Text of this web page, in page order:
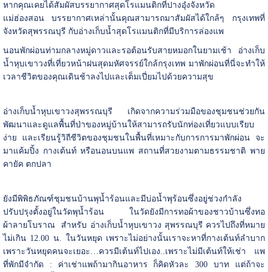
หากคุณเคยได้สัมผัสบรรยากาศสุดโรแมนติกที่ปางอุ๋งจังหวัด
แม่ฮ่องสอน บรรยากาศเหล่านั้นคุณสามารถมาสัมผัสได้ใกล้ๆ กรุงเทพที่
จังหวัดสุพรรณบุรี กับอ่างเก็บน้ำสุดโรแมนติกที่มีบริการล่องแพ
นอนพักผ่อนท่ามกลางหมู่ดาวและรอต้อนรับสายหมอกในยามเช้า อ่างเก็บ
น้ำหุบเขาวงที่เที่ยวหน้าฝนสุดมหัศจรรย์ใกล้กรุงเทพ มาพักผ่อนที่นี่จะทำให้
เวลาชีวิตของคุณเดินช้าลงไปและเต็มเปี่ยมไปด้วยความสุข
อ่างเก็บน้ำหุบเขาวงสุพรรณบุรี เกิดจากความร่วมมือของชุมชนช่วยกัน
พัฒนาและดูแลพื้นที่ป่าของหมู่บ้านให้สามารถรับนักท่องเที่ยวแบบเรียบ
ง่าย และเรียนรู้วิถีชีวิตของชุมชนในพื้นที่เหมาะกับการการมาพักผ่อน จะ
มาแค้มปิ้ง กางเต้นท์ หรือนอนบนแพ สถานที่สวยงามตามธรรมชาติ พาย
คายัค ตกปลา
ยังมีพิพิธภัณฑ์ชุมชนบ้านพุน้ำร้อนและมีบ่อน้ำพุร้อนซึ่งอยู่ช่วงกำลัง
ปรับปรุงตั้งอยู่ในวัดพุน้ำร้อน ในวัดยังมีการทอผ้าของชาวบ้านซึ่งทอ
ผ้าลายโบราณ สำหรับ อ่างเก็บน้ำหุบเขาวง สุพรรณบุรี ควรไปถึงที่หมาย
ไม่เกิน 12.00 น. ในวันหยุด เพราะไม่อย่างนั้นเราจะหาที่กางเต้นท์ลำบาก
เพราะวันหยุดคนจะเยอะ…ควรมีเต้นท์ไปเอง..เพราะไม่มีเต้นท์ให้เช่า แพ
ที่พักมีจำกัด : ค่าเช่าแพถ้ามากินอาหาร ก็คิดหัวละ 300 บาท แต่ถ้าจะ